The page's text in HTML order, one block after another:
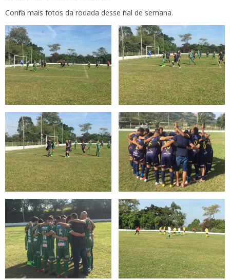
Confira mais fotos da rodada desse final de semana.